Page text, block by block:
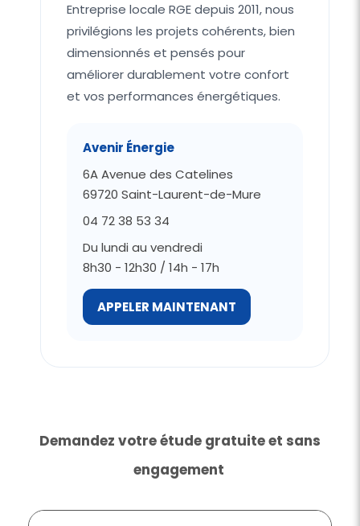
Entreprise locale RGE depuis 2011, nous
privilégions les projets cohérents, bien
dimensionnés et pensés pour
améliorer durablement votre confort
et vos performances énergétiques.
Avenir Énergie
6A Avenue des Catelines
69720 Saint-Laurent-de-Mure
04 72 38 53 34
Du lundi au vendredi
8h30 - 12h30 / 14h - 17h
APPELER MAINTENANT
Demandez votre étude gratuite et sans
engagement